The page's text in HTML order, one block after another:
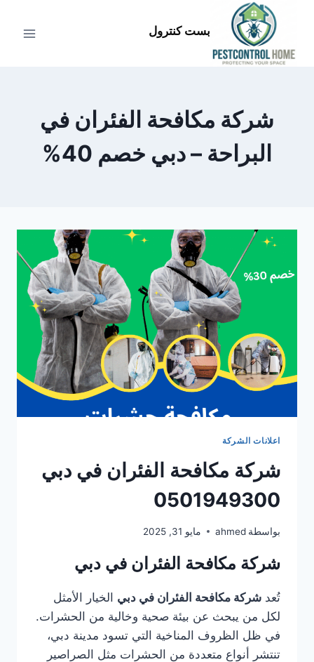
المحتوى
بست كنترول
شركة مكافحة الفئران في
البراحة – دبي خصم 40%
اعلانات الشركة
شركة مكافحة الفئران في دبي
0501949300
بواسطة ahmed مايو 31, 2025
شركة مكافحة الفئران في دبي
تُعد شركة مكافحة الفئران في دبي الخيار الأمثل
لكل من يبحث عن بيئة صحية وخالية من الحشرات.
في ظل الظروف المناخية التي تسود مدينة دبي،
تنتشر أنواع متعددة من الحشرات مثل الصراصير